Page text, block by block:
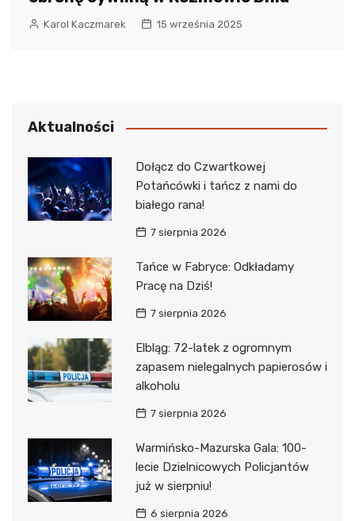
Karol Kaczmarek 15 września 2025
Aktualności
Dołącz do Czwartkowej
Potańcówki i tańcz z nami do
białego rana!
7 sierpnia 2026
Tańce w Fabryce: Odkładamy
Pracę na Dziś!
7 sierpnia 2026
Elbląg: 72-latek z ogromnym
zapasem nielegalnych papierosów i
alkoholu
7 sierpnia 2026
Warmińsko-Mazurska Gala: 100-
lecie Dzielnicowych Policjantów
już w sierpniu!
6 sierpnia 2026